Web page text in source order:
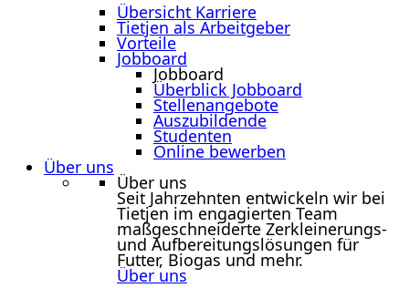
Übersicht Karriere
Tietjen als Arbeitgeber
Vorteile
Jobboard
Jobboard
Überblick Jobboard
Stellenangebote
Auszubildende
Studenten
Online bewerben
Über uns
Über uns
Seit Jahrzehnten entwickeln wir bei
Tietjen im engagierten Team
maßgeschneiderte Zerkleinerungs-
und Aufbereitungslösungen für
Futter, Biogas und mehr.
Über uns